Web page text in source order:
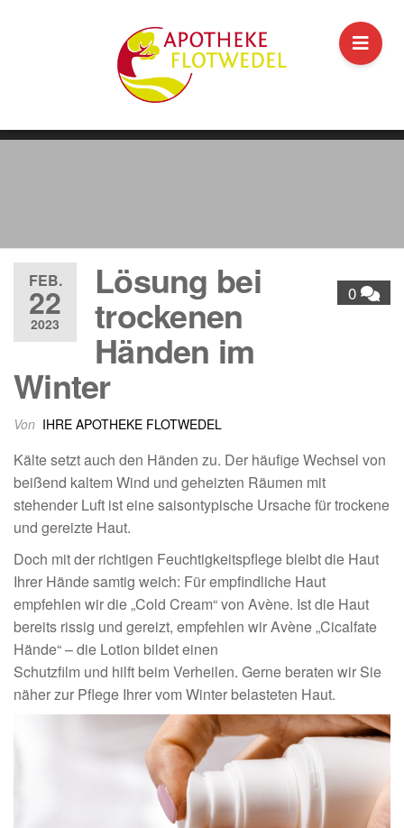
FEB.
22
2023
0
Lösung bei
trockenen
Händen im
Winter
Von IHRE APOTHEKE FLOTWEDEL
Kälte setzt auch den Händen zu. Der häufige Wechsel von
beißend kaltem Wind und geheizten Räumen mit
stehender Luft ist eine saisontypische Ursache für trockene
und gereizte Haut.
Doch mit der richtigen Feuchtigkeitspflege bleibt die Haut
Ihrer Hände samtig weich: Für empfindliche Haut
empfehlen wir die „Cold Cream“ von Avène. Ist die Haut
bereits rissig und gereizt, empfehlen wir Avène „Cicalfate
Hände“ – die Lotion bildet einen
Schutzfilm und hilft beim Verheilen. Gerne beraten wir Sie
näher zur Pflege Ihrer vom Winter belasteten Haut.